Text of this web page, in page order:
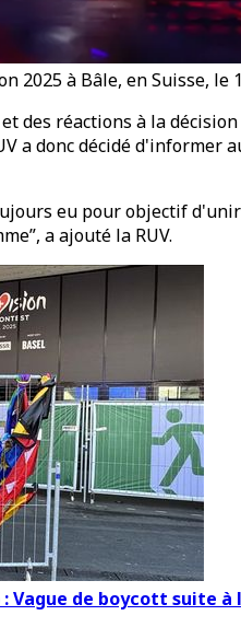
2025 à Bâle, en Suisse, le
des réactions à la
a donc décidé
eu pour objectif
a ajouté la RUV.
: Vague de boycott